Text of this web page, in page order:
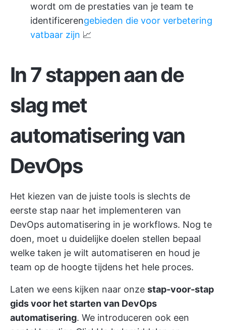
wordt om de prestaties van je team te
identificerengebieden die voor verbetering
vatbaar zijn 📈
In 7 stappen aan de
slag met
automatisering van
DevOps
Het kiezen van de juiste tools is slechts de
eerste stap naar het implementeren van
DevOps automatisering in je workflows. Nog te
doen, moet u duidelijke doelen stellen bepaal
welke taken je wilt automatiseren en houd je
team op de hoogte tijdens het hele proces.
Laten we eens kijken naar onze stap-voor-stap
gids voor het starten van DevOps
automatisering. We introduceren ook een